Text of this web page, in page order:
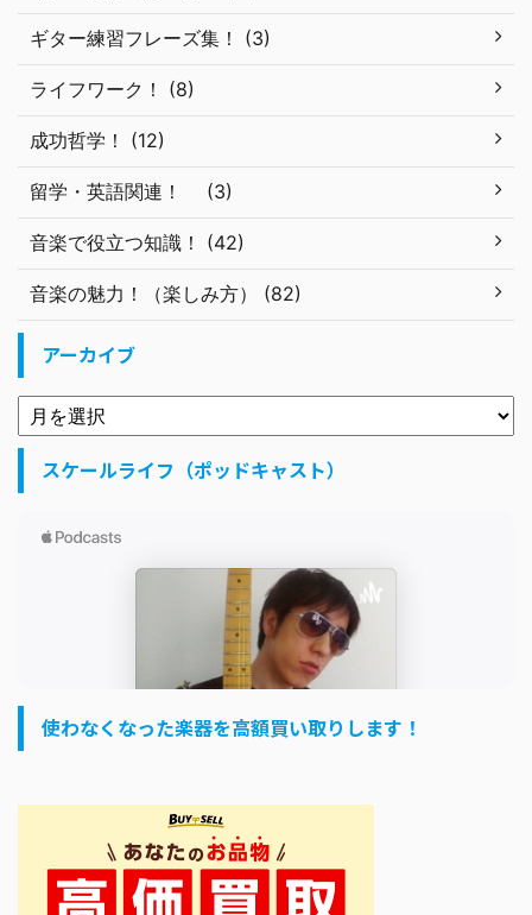
ギター練習フレーズ集！ (3)
ライフワーク！ (8)
成功哲学！ (12)
留学・英語関連！ (3)
音楽で役立つ知識！ (42)
音楽の魅力！（楽しみ方） (82)
アーカイブ
スケールライフ（ポッドキャスト）
使わなくなった楽器を高額買い取りします！